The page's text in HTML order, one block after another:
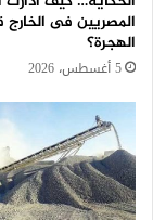
المصريين فى الخارج
الهجرة؟
5 أغسطس، 2026